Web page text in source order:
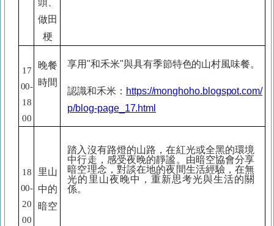
做田
梗
17
00-
18
00
晚餐
時間
享用"和禾米"與具有季節特色的山村風味餐。
認識和禾米： https://monghoho.blogspot.com/
p/blog-page_17.html
18
00-
20
00
里山
中的
暗空
踏入沒有路燈的山路，在紅光或全黑的環境
中行走，感受夜晚的靜謐。由暗空協會分享
暗空理念，對談在地的夜間生活經驗，在無
光的里山夜晚中，重新思考光與生活的關
係。